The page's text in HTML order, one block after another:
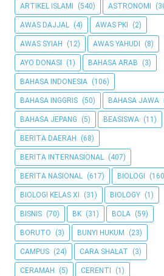
ARTIKEL ISLAMI (540) ASTRONOMI
AWAS DAJJAL (4) AWAS PKI (2)
AWAS SYIAH (12) AWAS YAHUDI (8)
AYO DONASI (1) BAHASA ARAB (3)
BAHASA INDONESIA (106)
BAHASA INGGRIS (50) BAHASA JAWA
BAHASA JEPANG (5) BEASISWA (11)
BERITA DAERAH (68)
BERITA INTERNASIONAL (407)
BERITA NASIONAL (617) BIOLOGI
BIOLOGI KELAS XI (31) BIOLOGY (1)
BISNIS (70) BK (31) BOLA (59)
BORUTO (3) BUNYI HUKUM (23)
CAMPUS (24) CARA SHALAT (3)
CERAMAH (5) CERENTI (1)